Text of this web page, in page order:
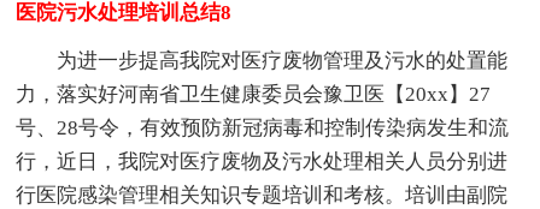
医院污水处理培训总结8
为进一步提高我院对医疗废物管理及污水的处置能
力，落实好河南省卫生健康委员会豫卫医【20xx】27
号、28号令，有效预防新冠病毒和控制传染病发生和流
行，近日，我院对医疗废物及污水处理相关人员分别进
行医院感染管理相关知识专题培训和考核。培训由副院